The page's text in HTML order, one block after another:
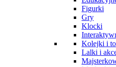
Figurki
Gry
Klocki
Kolejki i
Lalki i